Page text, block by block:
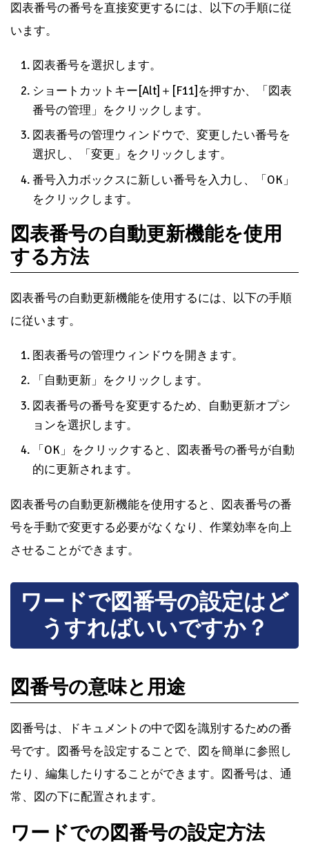
図表番号の番号を直接変更するには、以下の手順に従
います。
図表番号を選択します。
ショートカットキー[Alt]＋[F11]を押すか、「図表
番号の管理」をクリックします。
図表番号の管理ウィンドウで、変更したい番号を
選択し、「変更」をクリックします。
番号入力ボックスに新しい番号を入力し、「OK」
をクリックします。
図表番号の自動更新機能を使用
する方法
図表番号の自動更新機能を使用するには、以下の手順
に従います。
图表番号の管理ウィンドウを開きます。
「自動更新」をクリックします。
図表番号の番号を変更するため、自動更新オプシ
ョンを選択します。
「OK」をクリックすると、図表番号の番号が自動
的に更新されます。
図表番号の自動更新機能を使用すると、図表番号の番
号を手動で変更する必要がなくなり、作業効率を向上
させることができます。
ワードで図番号の設定はど
うすればいいですか？
図番号の意味と用途
図番号は、ドキュメントの中で図を識別するための番
号です。図番号を設定することで、図を簡単に参照し
たり、編集したりすることができます。図番号は、通
常、図の下に配置されます。
ワードでの図番号の設定方法